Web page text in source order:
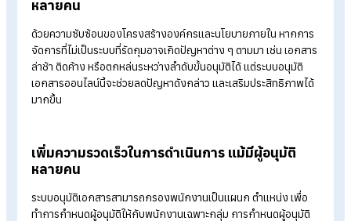
เพิ่มความยืดหยุ่นสามารถรองรับโครงสร้างองค์
และนโยบายบริษัทที่ซับซ้อน
การตั้งค่าผู้อนุมัติ 5 ลำดับขั้นสามารถรองรับโครงสร้างองค์กรและ
นโยบายบริษัทที่ซับซ้อน ซึ่งจะช่วยให้องค์กรสามารถออกแบบ